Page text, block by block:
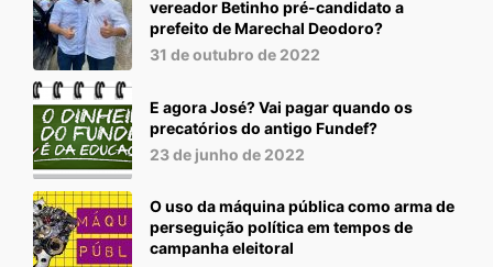
vereador Betinho pré-candidato a
prefeito de Marechal Deodoro?
31 de outubro de 2022
E agora José? Vai pagar quando os
precatórios do antigo Fundef?
23 de junho de 2022
O uso da máquina pública como arma de
perseguição política em tempos de
campanha eleitoral